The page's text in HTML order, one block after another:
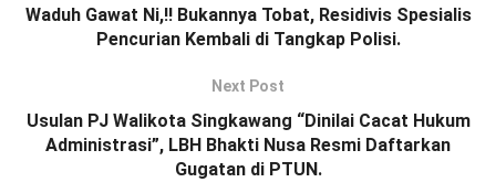
Waduh Gawat Ni,!! Bukannya Tobat, Residivis Spesialis
Pencurian Kembali di Tangkap Polisi.
Next Post
Usulan PJ Walikota Singkawang “Dinilai Cacat Hukum
Administrasi”, LBH Bhakti Nusa Resmi Daftarkan
Gugatan di PTUN.